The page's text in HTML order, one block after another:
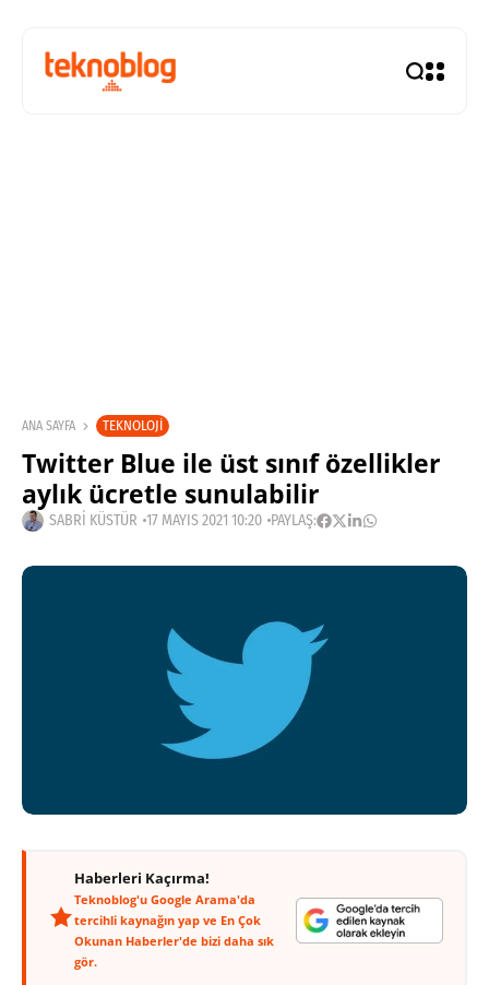
ANA SAYFA TEKNOLOJI
Twitter Blue ile üst sınıf özellikler
aylık ücretle sunulabilir
SABRI KÜSTÜR 17 MAYIS 2021 10:20 PAYLAŞ:
Haberleri Kaçırma!
Teknoblog'u Google Arama'da
tercihli kaynağın yap ve En Çok
Okunan Haberler'de bizi daha sık
gör.